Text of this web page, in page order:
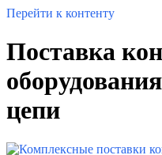
Перейти к контенту
Поставка
цепи